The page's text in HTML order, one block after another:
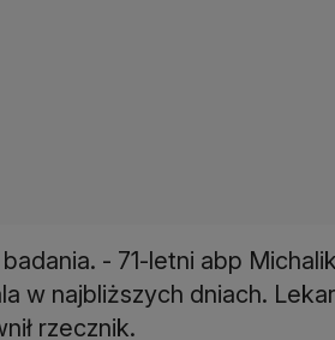
- 71-letni abp Michalik
w najbliższych dniach.
rzecznik.